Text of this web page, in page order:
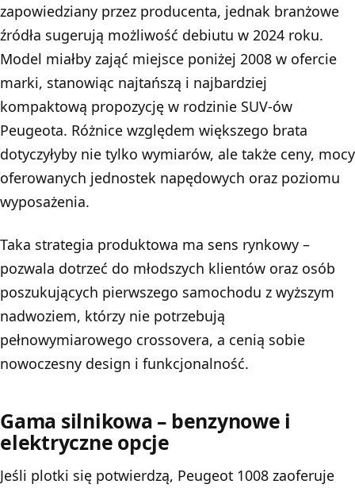
zapowiedziany przez producenta, jednak branżowe
źródła sugerują możliwość debiutu w 2024 roku.
Model miałby zająć miejsce poniżej 2008 w ofercie
marki, stanowiąc najtańszą i najbardziej
kompaktową propozycję w rodzinie SUV-ów
Peugeota. Różnice względem większego brata
dotyczyłyby nie tylko wymiarów, ale także ceny, mocy
oferowanych jednostek napędowych oraz poziomu
wyposażenia.
Taka strategia produktowa ma sens rynkowy –
pozwala dotrzeć do młodszych klientów oraz osób
poszukujących pierwszego samochodu z wyższym
nadwoziem, którzy nie potrzebują
pełnowymiarowego crossovera, a cenią sobie
nowoczesny design i funkcjonalność.
Gama silnikowa – benzynowe i
elektryczne opcje
Jeśli plotki się potwierdzą, Peugeot 1008 zaoferuje